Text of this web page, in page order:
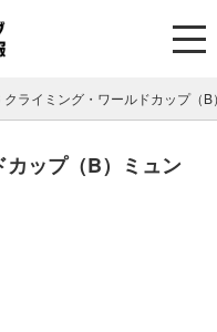
クライミング・ワールドカップ（
ップ（B）ミュン